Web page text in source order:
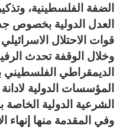
الضفة الفلسطينية،
العدل الدولية بخصوص
قوات الاحتلال
وخلال الوقفة تحدث
الديمقراطي
المؤسسات الدولية
الشرعية الدولية الخاصة
وفي المقدمة منها إنهاء